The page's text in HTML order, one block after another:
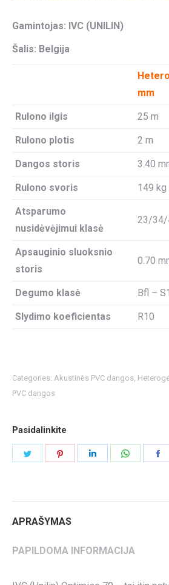
Gamintojas: IVC (UNILIN)
Šalis: Belgija
mm
Rulono ilgis 25 m
Rulono plotis 2 m
Dangos storis 3.40
Rulono svoris 149 kg
Atsparumo
nusidėvėjimui klasė
23/34/
Apsauginio sluoksnio
storis
0.70
Degumo klasė Bfl – S1
Slydimo koeficientas R10
Categories: Akustinės PVC dangos,
PVC dangos
Pasidalinkite
APRAŠYMAS
PAPILDOMA INFORMACIJA